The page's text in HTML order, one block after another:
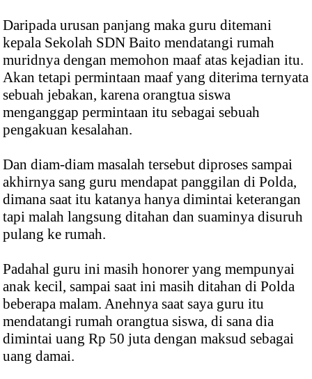
Daripada urusan panjang maka guru ditemani
kepala Sekolah SDN Baito mendatangi rumah
muridnya dengan memohon maaf atas kejadian itu.
Akan tetapi permintaan maaf yang diterima ternyata
sebuah jebakan, karena orangtua siswa
menganggap permintaan itu sebagai sebuah
pengakuan kesalahan.
Dan diam-diam masalah tersebut diproses sampai
akhirnya sang guru mendapat panggilan di Polda,
dimana saat itu katanya hanya dimintai keterangan
tapi malah langsung ditahan dan suaminya disuruh
pulang ke rumah.
Padahal guru ini masih honorer yang mempunyai
anak kecil, sampai saat ini masih ditahan di Polda
beberapa malam. Anehnya saat saya guru itu
mendatangi rumah orangtua siswa, di sana dia
dimintai uang Rp 50 juta dengan maksud sebagai
uang damai.